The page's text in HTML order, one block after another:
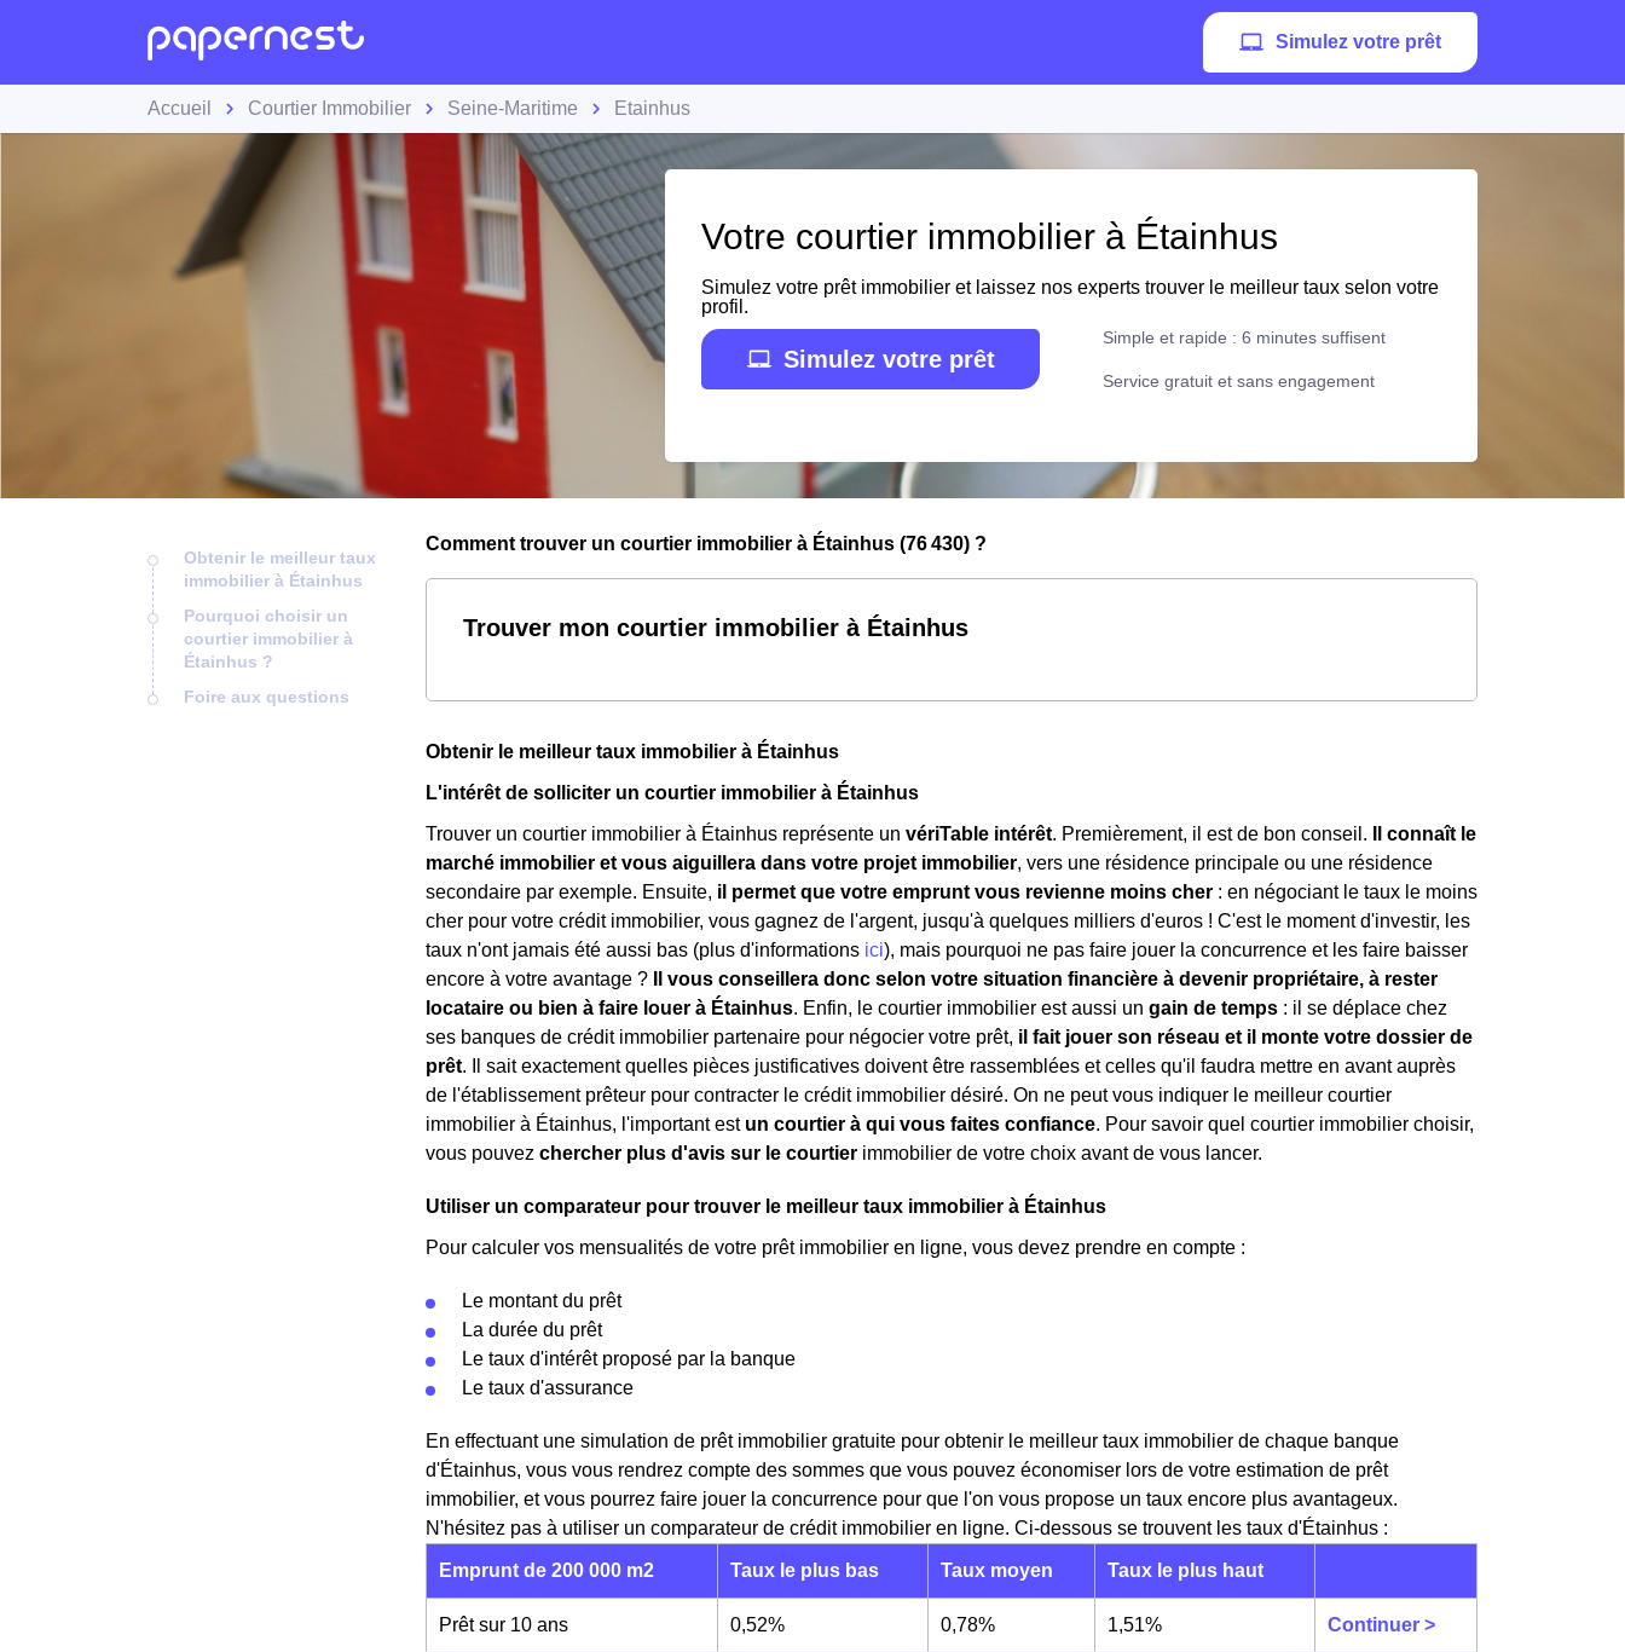
Simulez votre prêt
Accueil Courtier Immobilier Seine-Maritime Étainhus
Votre courtier immobilier à Étainhus
Simulez votre prêt immobilier et laissez nos experts trouver le meilleur taux selon votre
profil.
Simulez votre prêt
Simple et rapide : 6 minutes suffisent
Service gratuit et sans engagement
Obtenir le meilleur taux
immobilier à Étainhus
Pourquoi choisir un
courtier immobilier à
Étainhus ?
Foire aux questions
Comment trouver un courtier immobilier à Étainhus (76 430) ?
Trouver mon courtier immobilier à Étainhus
Obtenir le meilleur taux immobilier à Étainhus
L'intérêt de solliciter un courtier immobilier à Étainhus
Trouver un courtier immobilier à Étainhus représente un vériTable intérêt. Premièrement, il est de bon conseil.
Il connaît le
marché immobilier et vous aiguillera dans votre projet immobilier, vers une résidence principale ou une résidence
secondaire par exemple. Ensuite, il permet que votre emprunt vous revienne moins cher : en négociant le taux le moins
cher pour votre crédit immobilier, vous gagnez de l'argent, jusqu'à quelques milliers d'euros ! C'est le moment d'investir, les
taux n'ont jamais été aussi bas (plus d'informations ici), mais pourquoi ne pas faire jouer la concurrence et les faire baisser
encore à votre avantage ?
Il vous conseillera donc selon votre situation financière à devenir propriétaire, à rester
locataire ou bien à faire louer à Étainhus. Enfin, le courtier immobilier est aussi un gain de temps : il se déplace chez
ses banques de crédit immobilier partenaire pour négocier votre prêt, il fait jouer son réseau et il monte votre dossier de
prêt. Il sait exactement quelles pièces justificatives doivent être rassemblées et celles qu'il faudra mettre en avant auprès
de l'établissement prêteur pour contracter le crédit immobilier désiré. On ne peut vous indiquer le meilleur courtier
immobilier à Étainhus, l'important est un courtier à qui vous faites confiance. Pour savoir quel courtier immobilier choisir,
vous pouvez chercher plus d'avis sur le courtier immobilier de votre choix avant de vous lancer.
Utiliser un comparateur pour trouver le meilleur taux immobilier à Étainhus
Pour calculer vos mensualités de votre prêt immobilier en ligne, vous devez prendre en compte :
Le montant du prêt
La durée du prêt
Le taux d'intérêt proposé par la banque
Le taux d'assurance
En effectuant une simulation de prêt immobilier gratuite pour obtenir le meilleur taux immobilier de chaque banque
d'Étainhus, vous vous rendrez compte des sommes que vous pouvez économiser lors de votre estimation de prêt
immobilier, et vous pourrez faire jouer la concurrence pour que l'on vous propose un taux encore plus avantageux.
N'hésitez pas à utiliser un comparateur de crédit immobilier en ligne. Ci-dessous se trouvent les taux d'Étainhus :
Emprunt de 200 000 m2 Taux le plus bas Taux moyen Taux le plus haut
Prêt sur 10 ans 0,52% 0,78% 1,51% Continuer >